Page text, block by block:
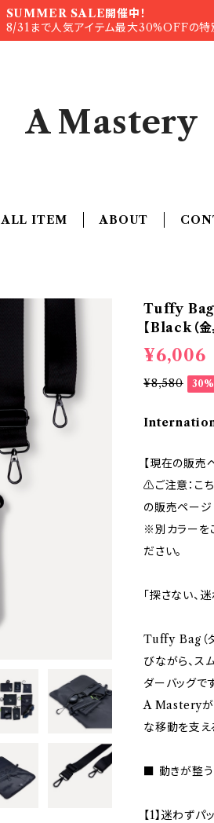
SUMMER SALE開催中！
8/31まで人気アイテム最大30%OFFの
A Mastery
ALL ITEM ABOUT
Tuffy Bag
【Black（
¥6,006
¥8,580
【現在の販売
⚠︎ご注意：こ
の販売ページ
※別カラーを
ださい。
「探さない、
Tuffy Bag（タ
びながら、ス
ダーバッグです
A Masteryが
な移動を支え
■ 動きが整う
【1】迷わずパ